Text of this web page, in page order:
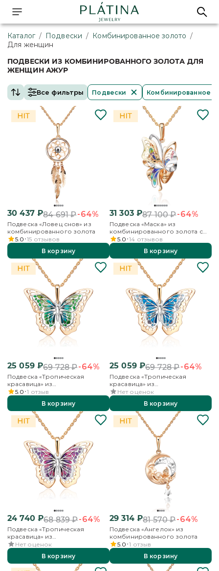
Каталог / Подвески / Комбинированное золото /
Для женщин
ПОДВЕСКИ ИЗ КОМБИНИРОВАННОГО ЗОЛОТА ДЛЯ
ЖЕНЩИН АЖУР
Все фильтры Подвески Комбинированное
30 437₽84 691₽-64%
Подвеска «Ловец снов» из
комбинированного золота
5.0 15 отзывов
В корзину
31 303₽87 100₽-64%
Подвеска «Маска» из
комбинированного золота с
эмалью
5.0 14 отзывов
В корзину
25 059₽69 728₽-64%
Подвеска «Тропическая
красавица» из
комбинированного золота с
эмалью
5.0 1 отзыв
В корзину
25 059₽69 728₽-64%
Подвеска «Тропическая
красавица» из
комбинированного золота с
эмалью
Нет оценок
В корзину
24 740₽68 839₽-64%
Подвеска «Тропическая
красавица» из
комбинированного золота с
эмалью
Нет оценок
В корзину
29 314₽81 570₽-64%
Подвеска «Ангелок» из
комбинированного золота
5.0 1 отзыв
В корзину